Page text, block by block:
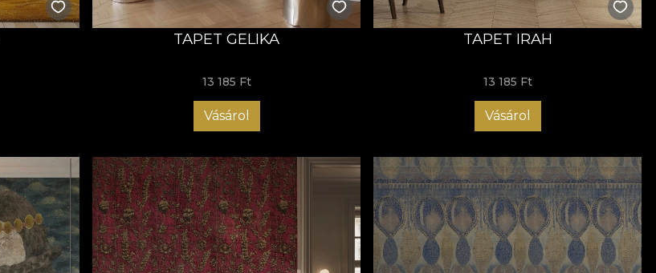
TAPET GELIKA
13 185 Ft
Vásárol
TAPET IRAH
13 185 Ft
Vásárol